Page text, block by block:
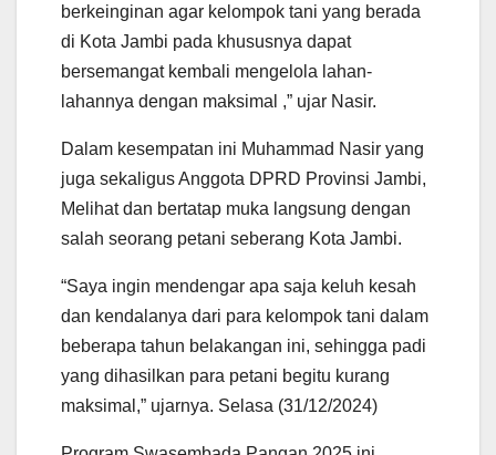
berkeinginan agar kelompok tani yang berada
di Kota Jambi pada khususnya dapat
bersemangat kembali mengelola lahan-
lahannya dengan maksimal ,” ujar Nasir.
Dalam kesempatan ini Muhammad Nasir yang
juga sekaligus Anggota DPRD Provinsi Jambi,
Melihat dan bertatap muka langsung dengan
salah seorang petani seberang Kota Jambi.
“Saya ingin mendengar apa saja keluh kesah
dan kendalanya dari para kelompok tani dalam
beberapa tahun belakangan ini, sehingga padi
yang dihasilkan para petani begitu kurang
maksimal,” ujarnya. Selasa (31/12/2024)